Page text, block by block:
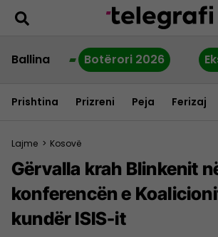
Ballina Botërori 2026
Prishtina Prizreni Peja Ferizaj
Lajme > Kosovë
Gërvalla krah Blinkenit
konferencën e
kundër ISIS-it